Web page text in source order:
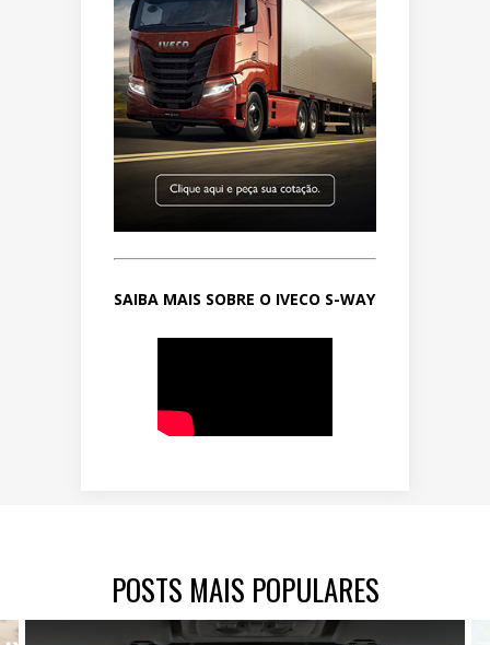
SAIBA MAIS SOBRE O IVECO S-WAY
POSTS MAIS POPULARES